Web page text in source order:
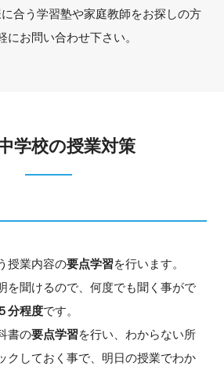
合う学習塾や家庭教師をお探しの方
にお問い合わせ下さい。
学校の授業対策
授業内容の要点学習を行います。
を聞けるので、何度でも聞く事がで
分程度です。
書の要点学習を行い、わからない所
クしておく事で、明日の授業でわか